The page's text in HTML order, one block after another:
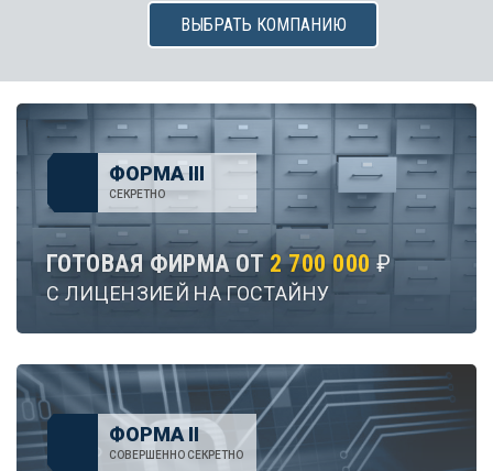
ВЫБРАТЬ КОМПАНИЮ
ФОРМА III
СЕКРЕТНО
ГОТОВАЯ ФИРМА ОТ 2 700 000 ₽
С ЛИЦЕНЗИЕЙ НА ГОСТАЙНУ
ФОРМА II
СОВЕРШЕННО СЕКРЕТНО